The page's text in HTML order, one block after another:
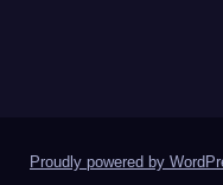
Proudly powered by